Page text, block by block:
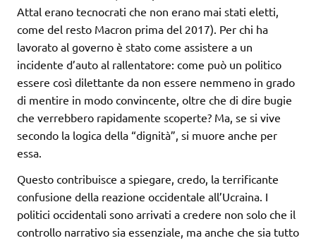
Attal erano tecnocrati che non erano mai stati eletti,
come del resto Macron prima del 2017). Per chi ha
lavorato al governo è stato come assistere a un
incidente d’auto al rallentatore: come può un politico
essere così dilettante da non essere nemmeno in grado
di mentire in modo convincente, oltre che di dire bugie
che verrebbero rapidamente scoperte? Ma, se si vive
secondo la logica della “dignità”, si muore anche per
essa.
Questo contribuisce a spiegare, credo, la terrificante
confusione della reazione occidentale all’Ucraina. I
politici occidentali sono arrivati a credere non solo che il
controllo narrativo sia essenziale, ma anche che sia tutto